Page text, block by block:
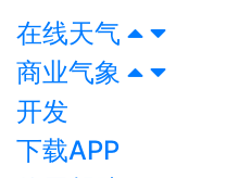
在线天气
商业气象
开发
下载APP